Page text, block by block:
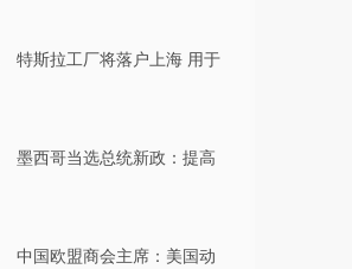
特斯拉工厂将落户上海 用于
墨西哥当选总统新政：提高
中国欧盟商会主席：美国动